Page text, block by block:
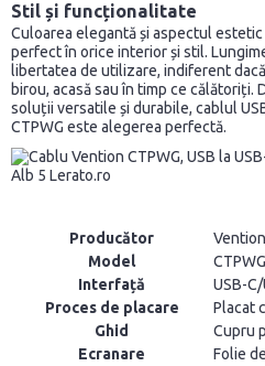
Stil și funcționalitate
Culoarea elegantă și aspectul
perfect în orice interior și stil.
libertatea de utilizare, indiferent
birou, acasă sau în timp ce călătoriți.
soluții versatile și durabile, cablul
CTPWG este alegerea perfectă.
Producător
Vention
Model
CTPWG
Interfață
USB-
Proces de placare
Placat
Ghid
Cupru
Ecranare
Folie